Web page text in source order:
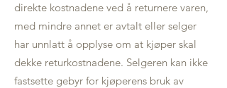
direkte kostnadene ved å returnere varen,
med mindre annet er avtalt eller selger
har unnlatt å opplyse om at kjøper skal
dekke returkostnadene. Selgeren kan ikke
fastsette gebyr for kjøperens bruk av